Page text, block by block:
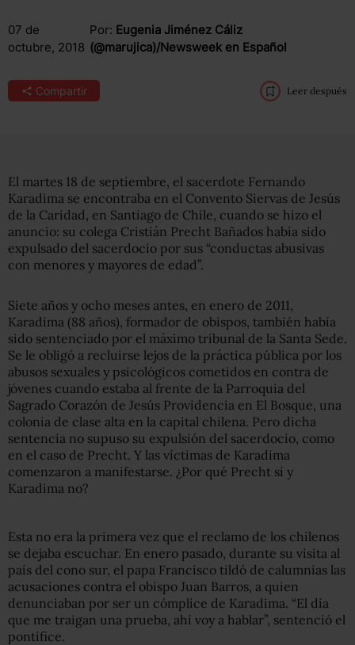
07 de
octubre, 2018
Por: Eugenia Jiménez Cáliz
(@marujica)/Newsweek en Español
Compartir Leer después
El martes 18 de septiembre, el sacerdote Fernando
Karadima se encontraba en el Convento Siervas de Jesús
de la Caridad, en Santiago de Chile, cuando se hizo el
anuncio: su colega Cristián Precht Bañados había sido
expulsado del sacerdocio por sus “conductas abusivas
con menores y mayores de edad”.
Siete años y ocho meses antes, en enero de 2011,
Karadima (88 años), formador de obispos, también había
sido sentenciado por el máximo tribunal de la Santa Sede.
Se le obligó a recluirse lejos de la práctica pública por los
abusos sexuales y psicológicos cometidos en contra de
jóvenes cuando estaba al frente de la Parroquia del
Sagrado Corazón de Jesús Providencia en El Bosque, una
colonia de clase alta en la capital chilena. Pero dicha
sentencia no supuso su expulsión del sacerdocio, como
en el caso de Precht. Y las víctimas de Karadima
comenzaron a manifestarse. ¿Por qué Precht sí y
Karadima no?
Esta no era la primera vez que el reclamo de los chilenos
se dejaba escuchar. En enero pasado, durante su visita al
país del cono sur, el papa Francisco tildó de calumnias las
acusaciones contra el obispo Juan Barros, a quien
denunciaban por ser un cómplice de Karadima. “El día
que me traigan una prueba, ahí voy a hablar”, sentenció el
pontífice.